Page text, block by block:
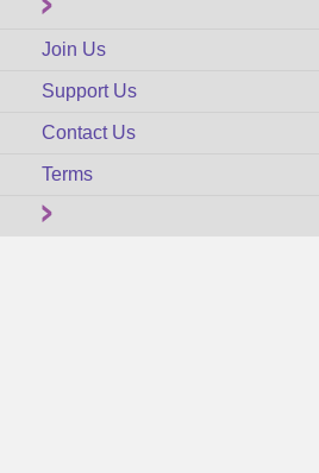
Join Us
Support Us
Contact Us
Terms